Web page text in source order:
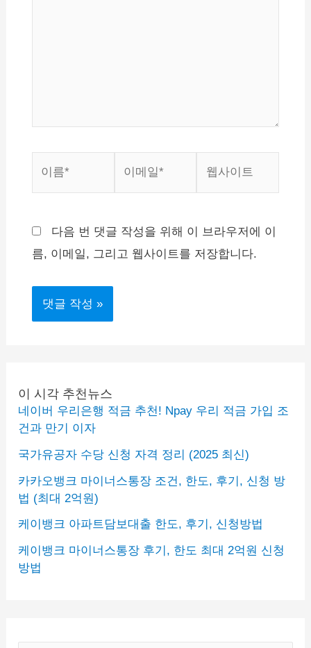
*
트
다음 번 댓글 작성을 위해 이 브라우저에 이
름, 이메일, 그리고 웹사이트를 저장합니다.
이 시각 추천뉴스
네이버 우리은행 적금 추천! Npay 우리 적금 가입 조
건과 만기 이자
국가유공자 수당 신청 자격 정리 (2025 최신)
카카오뱅크 마이너스통장 조건, 한도, 후기, 신청 방
법 (최대 2억원)
케이뱅크 아파트담보대출 한도, 후기, 신청방법
케이뱅크 마이너스통장 후기, 한도 최대 2억원 신청
방법